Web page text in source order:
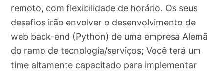
remoto, com flexibilidade de horário. Os seus
desafios irão envolver o desenvolvimento de
web back-end (Python) de uma empresa Alemã
do ramo de tecnologia/serviços; Você terá um
time altamente capacitado para implementar